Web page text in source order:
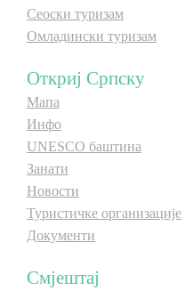
Откриј Српску
Сеоски туризам
Омладински туризам
Откриј Српску
Мапа
Инфо
UNESCO баштина
Занати
Новости
Туристичке организације
Документи
Смјештај